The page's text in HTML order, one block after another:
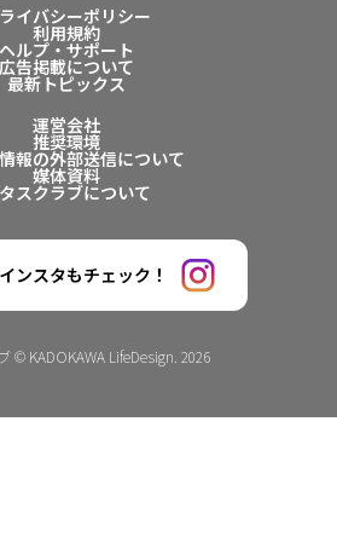
イバシーポリシー
利用規約
ヘルプ・サポート
広告掲載について
最新トピックス
運営会社
推奨環境
報の外部送信について
媒体資料
スクラブについて
ンスタもチェック！
© KADOKAWA LifeDesign. 2026